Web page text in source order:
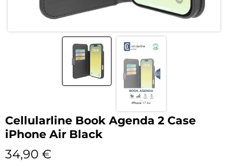
Cellularline Book Agenda 2 Case
iPhone Air Black
34,90 €